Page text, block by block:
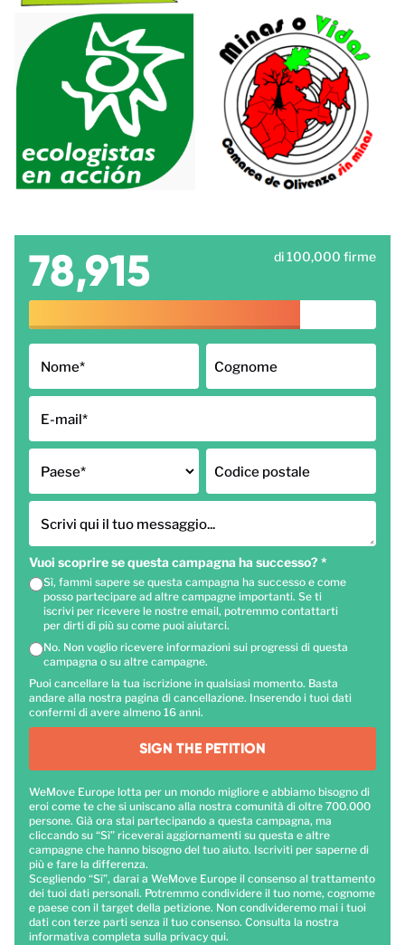
78,915 di 100,000 firme
Nome* Cognome
E-mail *
Paese* Codice postale
Scrivi qui il tuo messaggio...
Vuoi scoprire se questa campagna ha successo? *
Sì, fammi sapere se questa campagna ha successo e come
posso partecipare ad altre campagne importanti. Se ti
iscrivi per ricevere le nostre email, potremmo contattarti
per dirti di più su come puoi aiutarci.
No. Non voglio ricevere informazioni sui progressi di questa
campagna o su altre campagne.
Puoi cancellare la tua iscrizione in qualsiasi momento. Basta
andare alla nostra pagina di cancellazione. Inserendo i tuoi dati
confermi di avere almeno 16 anni.
SIGN THE PETITION
WeMove Europe lotta per un mondo migliore e abbiamo bisogno di
eroi come te che si uniscano alla nostra comunità di oltre 700.000
persone. Già ora stai partecipando a questa campagna, ma
cliccando su “Sì” riceverai aggiornamenti su questa e altre
campagne che hanno bisogno del tuo aiuto. Iscriviti per saperne di
più e fare la differenza.
Scegliendo “Sì”, darai a WeMove Europe il consenso al trattamento
dei tuoi dati personali. Potremmo condividere il tuo nome, cognome
e paese con il target della petizione. Non condivideremo mai i tuoi
dati con terze parti senza il tuo consenso. Consulta la nostra
informativa completa sulla privacy qui.